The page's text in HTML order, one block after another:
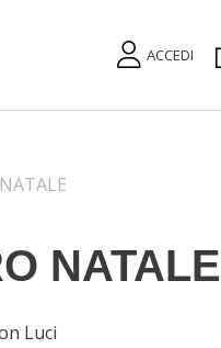
ACCEDI
NATALE
Luci